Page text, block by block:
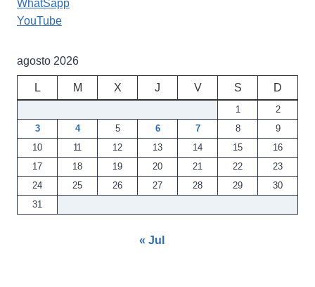
WhatSapp
YouTube
agosto 2026
L M X J V S D
1
2
3
4 5 6 7 8
9
10
11 12 13 14 15
16
17
18 19 20 21 22
23
24
25 26 27 28 29
30
31
« Jul